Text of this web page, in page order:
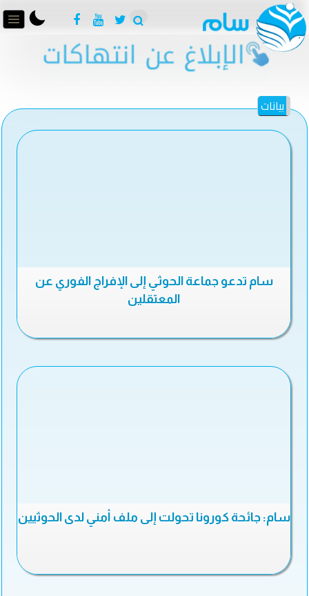
بيانات
سام تدعو جماعة الحوثي إلى الإفراج الفوري عن
المعتقلين
سام: جائحة كورونا تحولت إلى ملف أمني لدى الحوثيين